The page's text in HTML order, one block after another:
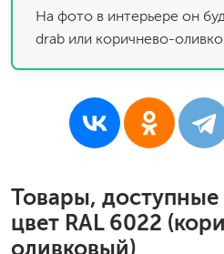
На фото в интерьере он
drab или коричнево-
Товары, доступные
цвет RAL 6022
оливковый)